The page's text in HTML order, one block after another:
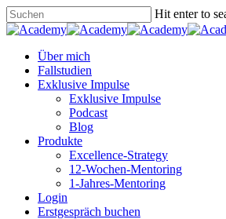
Skip
to
content
Hit enter to
Close
Menu
Über mich
Fallstudien
Exklusive Impulse
Exklusive Impulse
Podcast
Blog
Produkte
Excellence-Strategy
12-Wochen-Mentoring
1-Jahres-Mentoring
Login
Erstgespräch buchen